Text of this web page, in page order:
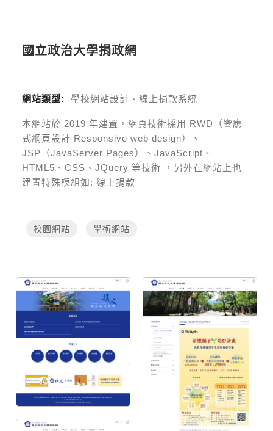
國立政治大學捐政網
網站類型: 學校網站設計、線上捐款系統
本網站於 2019 年建置，網頁技術採用 RWD（響應
式網頁設計 Responsive web design）、
JSP（JavaServer Pages）、JavaScript、
HTML5、CSS、JQuery 等技術
，另外在網站上也
建置特殊模組如:線上捐款
校園網站 學術網站